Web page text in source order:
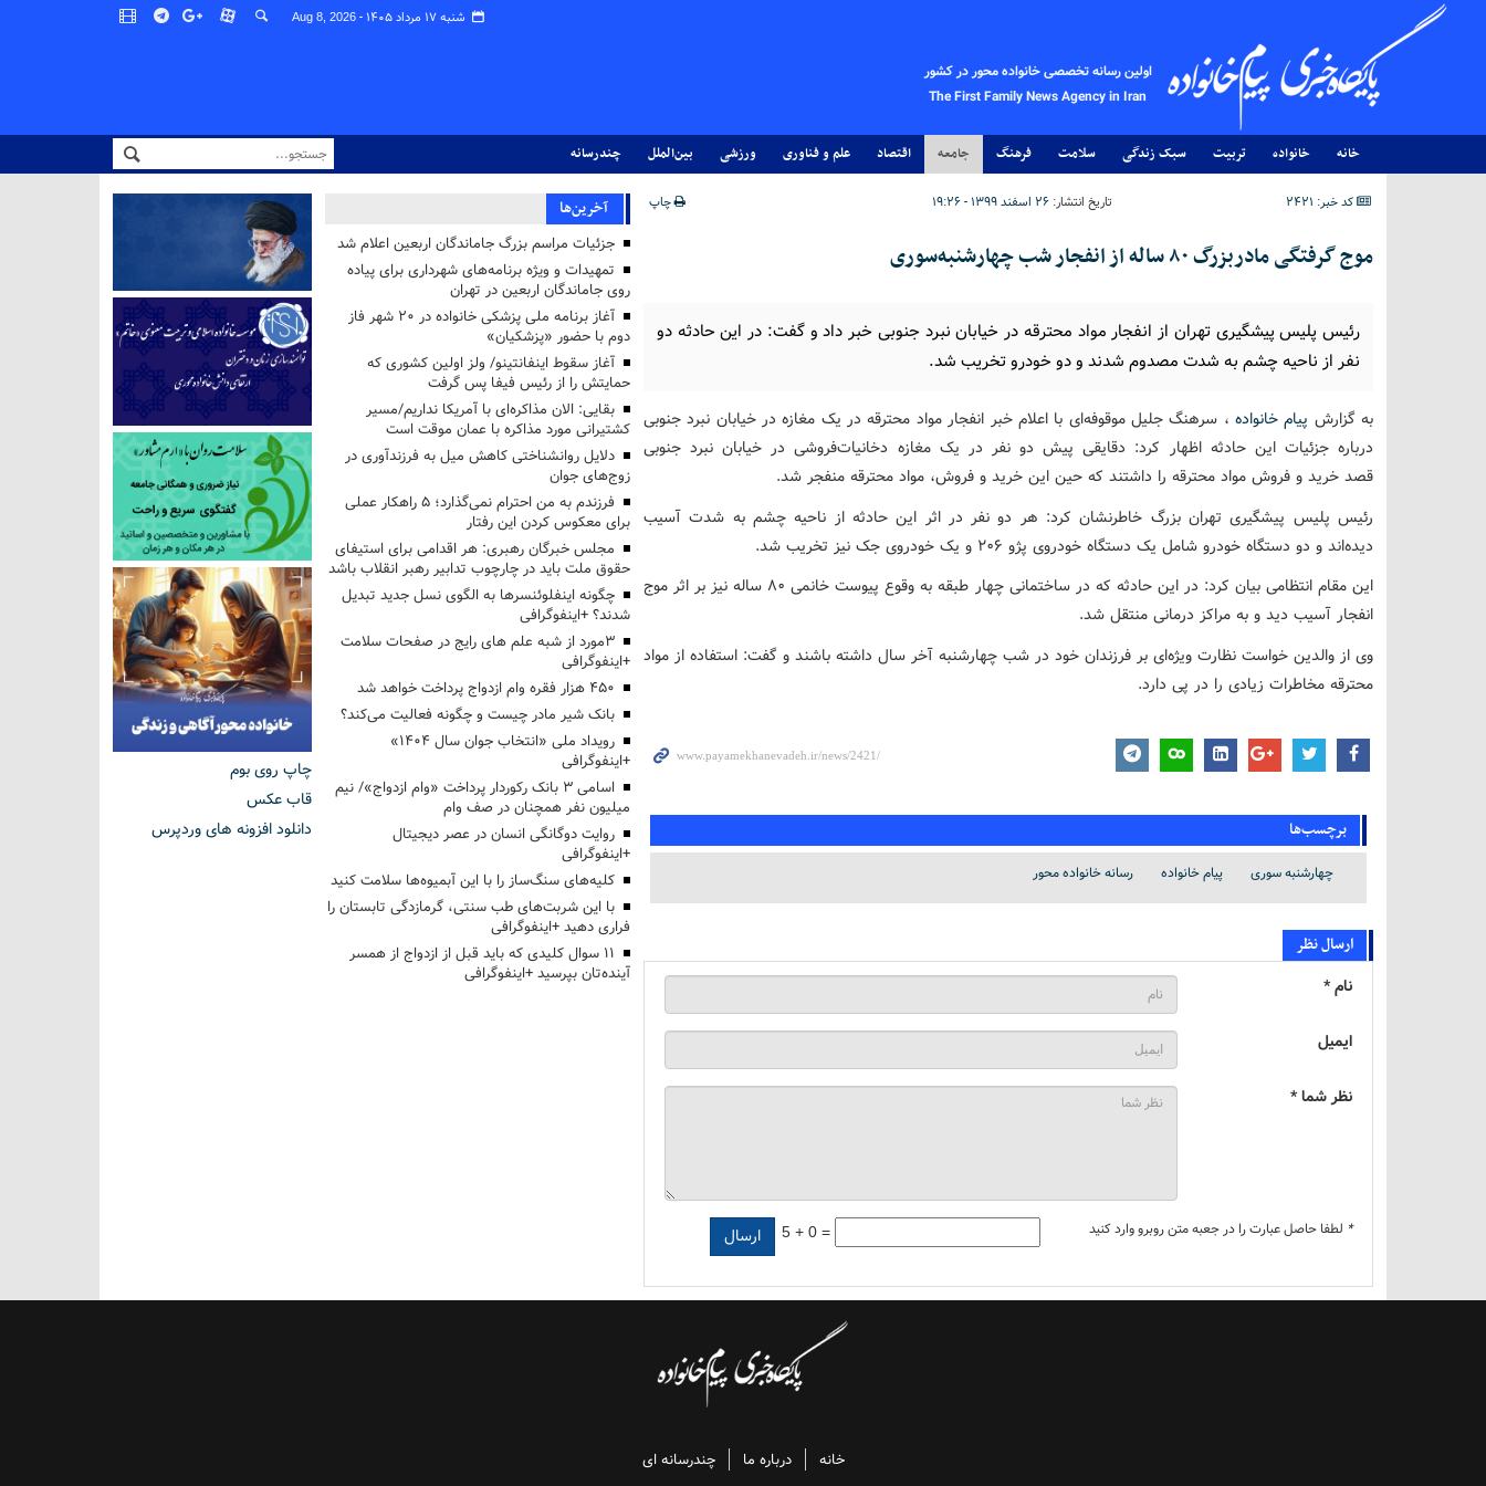
شنبه ۱۷ مرداد ۱۴۰۵ - Aug 8, 2026
اولین رسانه تخصصی خانواده محور در کشور
The First Family News Agency in Iran
خانه خانواده تربیت سبک زندگی سلامت فرهنگ جامعه اقتصاد علم و فناوری ورزشی بین‌الملل چندرسانه
کد خبر: 2421 تاریخ انتشار:۲۶ اسفند ۱۳۹۹ - ۱۹:۲۶ چاپ
موج گرفتگی مادربزرگ ۸۰ ساله از انفجار شب چهارشنبه‌سوری
رئیس پلیس پیشگیری تهران از انفجار مواد محترقه در خیابان نبرد جنوبی خبر داد و گفت: در این حادثه دو
نفر از ناحیه چشم به شدت مصدوم شدند و دو خودرو تخریب شد.
به گزارش پیام خانواده ، سرهنگ جلیل موقوفه‌ای با اعلام خبر انفجار مواد محترقه در یک مغازه در خیابان نبرد جنوبی
درباره جزئیات این حادثه اظهار کرد: دقایقی پیش دو نفر در یک مغازه دخانیات‌فروشی در خیابان نبرد جنوبی
قصد خرید و فروش مواد محترقه را داشتند که حین این خرید و فروش، مواد محترقه منفجر شد.
رئیس پلیس پیشگیری تهران بزرگ خاطرنشان کرد: هر دو نفر در اثر این حادثه از ناحیه چشم به شدت آسیب
دیده‌اند و دو دستگاه خودرو شامل یک دستگاه خودروی پژو ۲۰۶ و یک خودروی جک نیز تخریب شد.
این مقام انتظامی بیان کرد: ‌در این حادثه که در ساختمانی چهار طبقه به وقوع پیوست خانمی ۸۰ ساله نیز بر اثر موج
انفجار آسیب دید و به مراکز درمانی منتقل شد.
وی از والدین خواست نظارت ویژه‌ای بر فرزندان خود در شب چهارشنبه آخر سال داشته باشند و گفت: استفاده از مواد
محترقه مخاطرات زیادی را در پی دارد.
برچسب‌ها
چهارشنبه سوری پیام خانواده رسانه خانواده محور
ارسال نظر
نام *
ایمیل
نظر شما *
* لطفا حاصل عبارت را در جعبه متن روبرو وارد کنید 5 + 0 =
آخرین‌ها
جزئیات مراسم بزرگ جاماندگان اربعین اعلام شد
تمهیدات و ویژه برنامه‌های شهرداری برای پیاده
روی جاماندگان اربعین در تهران
آغاز برنامه ملی پزشکی خانواده در ۲۰ شهر فاز
دوم با حضور «پزشکیان»
آغاز سقوط اینفانتینو/ ولز اولین کشوری که
حمایتش را از رئیس فیفا پس گرفت
بقایی: الان مذاکره‌ای با آمریکا نداریم/مسیر
کشتیرانی مورد مذاکره با عمان موقت است
دلایل روانشناختی کاهش میل به فرزندآوری در
زوج‌های جوان
فرزندم به من احترام نمی‌گذارد؛ ۵ راهکار عملی
برای معکوس کردن این رفتار
مجلس خبرگان رهبری: هر اقدامی برای استیفای
حقوق ملت باید در چارچوب تدابیر رهبر انقلاب باشد
چگونه اینفلوئنسرها به الگوی نسل جدید تبدیل
شدند؟ +اینفوگرافی
3مورد از شبه علم های رایج در صفحات سلامت
+اینفوگرافی
۴۵۰ هزار فقره وام ازدواج پرداخت خواهد شد
بانک شیر مادر چیست و چگونه فعالیت می‌کند؟
رویداد ملی «انتخاب جوان سال ۱۴۰۴»
+اینفوگرافی
اسامی ۳ بانک رکوردار پرداخت «وام ازدواج»/ نیم
میلیون نفر همچنان در صف وام
روایت دوگانگی انسان در عصر دیجیتال
+اینفوگرافی
کلیه‌های سنگ‌ساز را با این آبمیوه‌ها سلامت کنید
با این شربت‌های طب سنتی، گرمازدگی تابستان را
فراری دهید +اینفوگرافی
۱۱ سوال کلیدی که باید قبل از ازدواج از همسر
آینده‌تان بپرسید +اینفوگرافی
چاپ روی بوم
قاب عکس
دانلود افزونه های وردپرس
خانه درباره ما چندرسانه ای